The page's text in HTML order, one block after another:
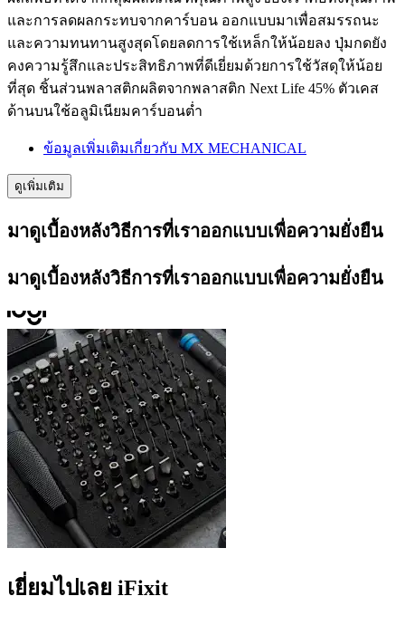
และการลดผลกระทบจากคาร์บอน ออกแบบมาเพื่อสมรรถนะ
และความทนทานสูงสุดโดยลดการใช้เหล็กให้น้อยลง ปุ่มกดยัง
คงความรู้สึกและประสิทธิภาพที่ดีเยี่ยมด้วยการใช้วัสดุให้น้อย
ที่สุด ชิ้นส่วนพลาสติกผลิตจากพลาสติก Next Life 45% ตัวเคส
ด้านบนใช้อลูมิเนียมคาร์บอนต่ำ
ข้อมูลเพิ่มเติมเกี่ยวกับ MX MECHANICAL
ดูเพิ่มเติม
มาดูเบื้องหลังวิธีการที่เราออกแบบเพื่อความยั่งยืน
มาดูเบื้องหลังวิธีการที่เราออกแบบเพื่อความยั่งยืน
เยี่ยมไปเลย iFixit